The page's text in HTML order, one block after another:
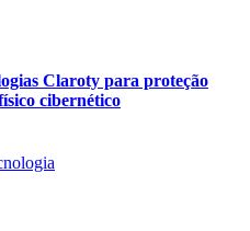
Claroty para proteção
cibernético